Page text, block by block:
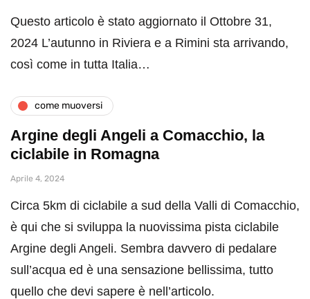
Questo articolo è stato aggiornato il Ottobre 31,
2024 L’autunno in Riviera e a Rimini sta arrivando,
così come in tutta Italia…
come muoversi
Argine degli Angeli a Comacchio, la
ciclabile in Romagna
Aprile 4, 2024
Circa 5km di ciclabile a sud della Valli di Comacchio,
è qui che si sviluppa la nuovissima pista ciclabile
Argine degli Angeli. Sembra davvero di pedalare
sull’acqua ed è una sensazione bellissima, tutto
quello che devi sapere è nell’articolo.